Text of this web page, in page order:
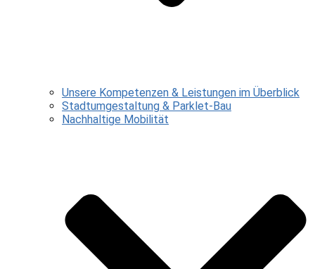
Unsere Kompetenzen & Leistungen im Überblick
Stadtumgestaltung & Parklet-Bau
Nachhaltige Mobilität